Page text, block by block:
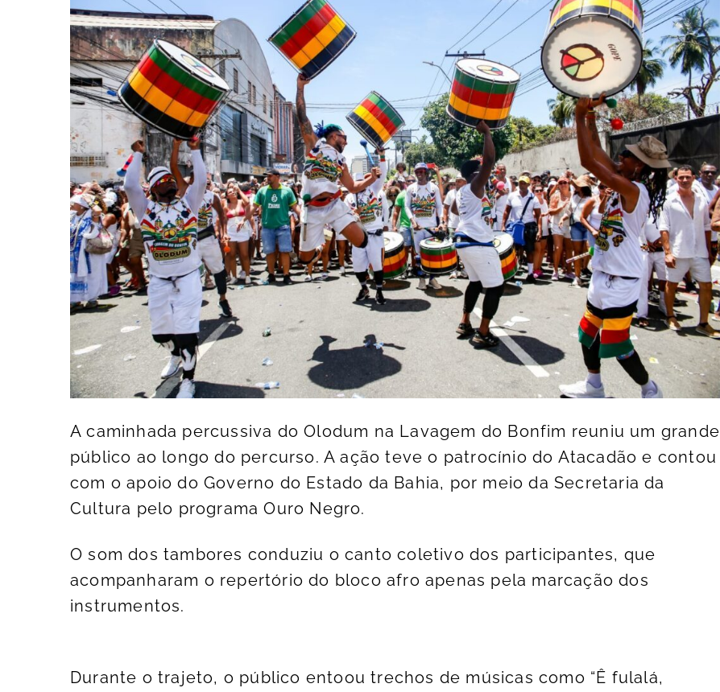
A caminhada percussiva do Olodum na Lavagem do Bonfim reuniu um grande
público ao longo do percurso. A ação teve o patrocínio do Atacadão e contou
com o apoio do Governo do Estado da Bahia, por meio da Secretaria da
Cultura pelo programa Ouro Negro.
O som dos tambores conduziu o canto coletivo dos participantes, que
acompanharam o repertório do bloco afro apenas pela marcação dos
instrumentos.
Durante o trajeto, o público entoou trechos de músicas como “Ê fulalá,